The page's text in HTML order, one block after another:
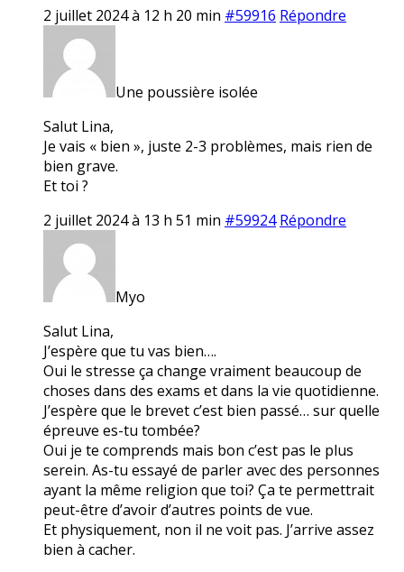
2 juillet 2024 à 12 h 20 min #59916 Répondre
Une poussière isolée
Salut Lina,
Je vais « bien », juste 2-3 problèmes, mais rien de
bien grave.
Et toi ?
2 juillet 2024 à 13 h 51 min #59924 Répondre
Myo
Salut Lina,
J’espère que tu vas bien….
Oui le stresse ça change vraiment beaucoup de
choses dans des exams et dans la vie quotidienne.
J’espère que le brevet c’est bien passé… sur quelle
épreuve es-tu tombée?
Oui je te comprends mais bon c’est pas le plus
serein. As-tu essayé de parler avec des personnes
ayant la même religion que toi? Ça te permettrait
peut-être d’avoir d’autres points de vue.
Et physiquement, non il ne voit pas. J’arrive assez
bien à cacher.